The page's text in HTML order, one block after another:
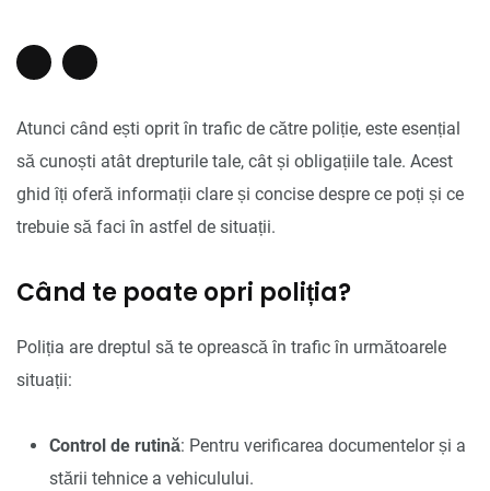
Atunci când ești oprit în trafic de către poliție, este esențial
să cunoști atât drepturile tale, cât și obligațiile tale. Acest
ghid îți oferă informații clare și concise despre ce poți și ce
trebuie să faci în astfel de situații.
Când te poate opri poliția?
Poliția are dreptul să te oprească în trafic în următoarele
situații:
Control de rutină: Pentru verificarea documentelor și a
stării tehnice a vehiculului.